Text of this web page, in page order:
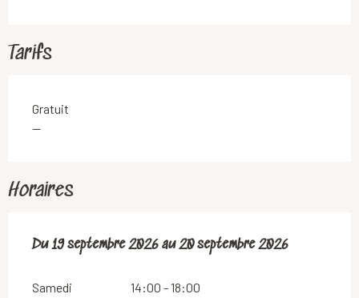
Tarifs
Gratuit
—
Horaires
Du19 septembre 2026 au20 septembre 2026
Du19 septembre 2026 au20 septembre 2026
Samedi 14:00 - 18:00